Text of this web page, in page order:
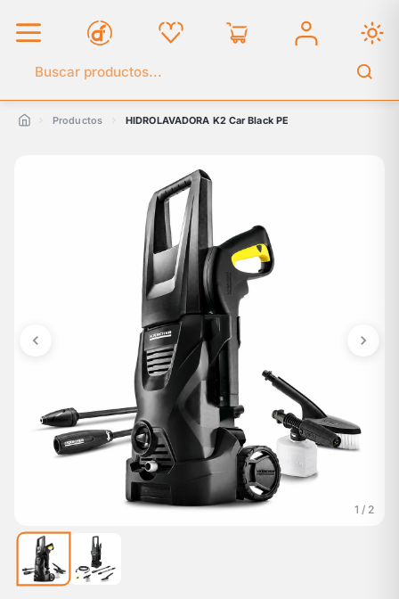
Buscar en el catálogo
Productos HIDROLAVADORA K2 Car Black PE
1 / 2